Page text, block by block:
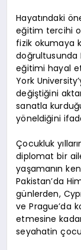
Hayatındaki
eğitim tercihi
fizik okumaya
doğrultusunda
eğitimi hayal
York
değiştiğini
sanatla
yöneldiğini
Çocukluk
diplomat bir
yaşamanın
Pakistan’da
günlerden,
ve Prague’da
etmesine
seyahatin